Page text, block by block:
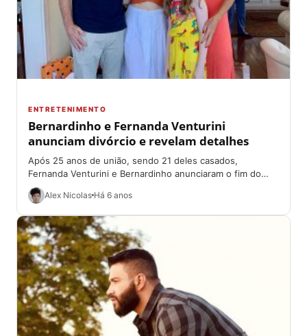
ENTRETENIMENTO
Bernardinho e Fernanda Venturini
anunciam divórcio e revelam detalhes
Após 25 anos de união, sendo 21 deles casados,
Fernanda Venturini e Bernardinho anunciaram o fim do
relacionamento nesta segunda-feira (19). Em...
Alex Nicolas Há 6 anos